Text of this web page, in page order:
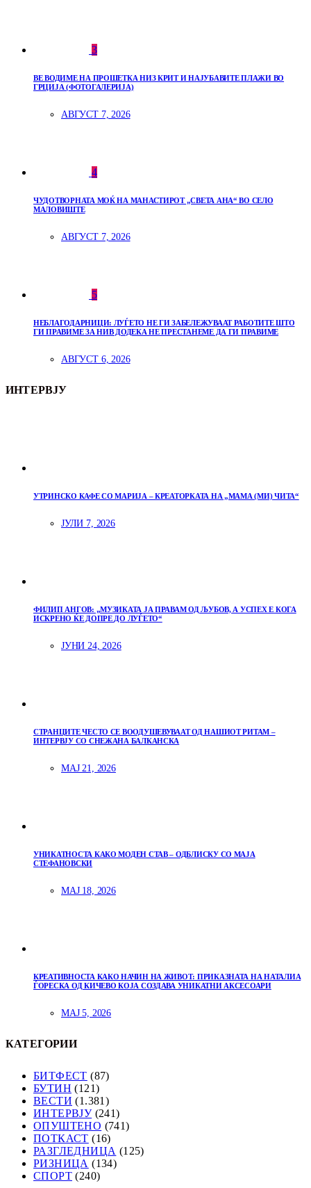
3
ВЕ ВОДИМЕ НА ПРОШЕТКА НИЗ КРИТ И НАЈУБАВИТЕ ПЛАЖИ ВО
ГРЦИЈА (ФОТОГАЛЕРИЈА)
АВГУСТ 7, 2026
4
ЧУДОТВОРНАТА МОЌ НА МАНАСТИРОТ „СВЕТА АНА“ ВО СЕЛО
МАЛОВИШТЕ
АВГУСТ 7, 2026
5
НЕБЛАГОДАРНИЦИ: ЛУЃЕТО НЕ ГИ ЗАБЕЛЕЖУВААТ РАБОТИТЕ ШТО
ГИ ПРАВИМЕ ЗА НИВ ДОДЕКА НЕ ПРЕСТАНЕМЕ ДА ГИ ПРАВИМЕ
АВГУСТ 6, 2026
ИНТЕРВЈУ
УТРИНСКО КАФЕ СО МАРИЈА – КРЕАТОРКАТА НА „МАМА (МИ) ЧИТА“
ЈУЛИ 7, 2026
ФИЛИП АНГОВ: „МУЗИКАТА ЈА ПРАВАМ ОД ЉУБОВ, А УСПЕХ Е КОГА
ИСКРЕНО ЌЕ ДОПРЕ ДО ЛУЃЕТО“
ЈУНИ 24, 2026
СТРАНЦИТЕ ЧЕСТО СЕ ВООДУШЕВУВААТ ОД НАШИОТ РИТАМ –
ИНТЕРВЈУ СО СНЕЖАНА БАЛКАНСКА
МАЈ 21, 2026
УНИКАТНОСТА КАКО МОДЕН СТАВ – ОДБЛИСКУ СО МАЈА
СТЕФАНОВСКИ
МАЈ 18, 2026
КРЕАТИВНОСТА КАКО НАЧИН НА ЖИВОТ: ПРИКАЗНАТА НА НАТАЛИА
ЃОРЕСКА ОД КИЧЕВО КОЈА СОЗДАВА УНИКАТНИ АКСЕСОАРИ
МАЈ 5, 2026
КАТЕГОРИИ
БИТФЕСТ (87)
БУТИН (121)
ВЕСТИ (1.381)
ИНТЕРВЈУ(241)
ОПУШТЕНО (741)
ПОТКАСТ (16)
РАЗГЛЕДНИЦА (125)
РИЗНИЦА (134)
СПОРТ (240)